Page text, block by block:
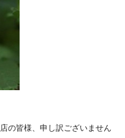
の皆様、申し訳ございません